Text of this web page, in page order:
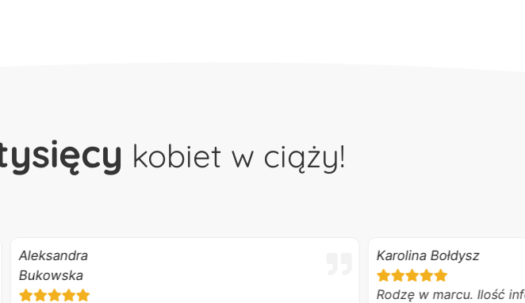
kobiet w ciąży!
Karolina Bołdysz
Rodzę w marcu. Ilość